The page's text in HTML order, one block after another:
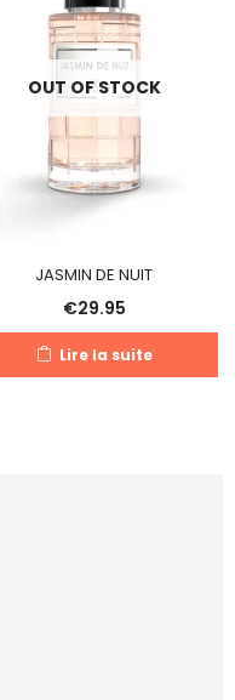
OUT OF STOCK
JASMIN DE NUIT
€29.95
Lire la suite